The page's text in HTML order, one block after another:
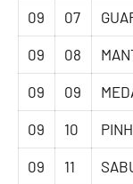
09 07
09 08
09 09
09 10
09 11